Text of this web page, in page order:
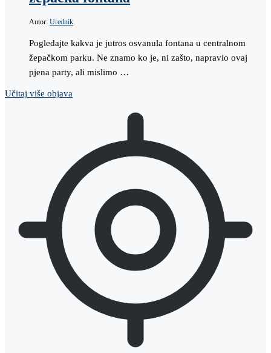
Autor: Urednik
Pogledajte kakva je jutros osvanula fontana u centralnom
žepačkom parku. Ne znamo ko je, ni zašto, napravio ovaj
pjena party, ali mislimo …
Učitaj više objava